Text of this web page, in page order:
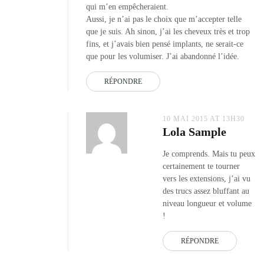
qui m’en empêcheraient.
Aussi, je n’ai pas le choix que m’accepter telle
que je suis. Ah sinon, j’ai les cheveux très et trop
fins, et j’avais bien pensé implants, ne serait-ce
que pour les volumiser. J’ai abandonné l’idée.
RÉPONDRE
10 MAI 2015 AT 13H30
Lola Sample
Je comprends. Mais tu peux
certainement te tourner
vers les extensions, j’ai vu
des trucs assez bluffant au
niveau longueur et volume
!
RÉPONDRE